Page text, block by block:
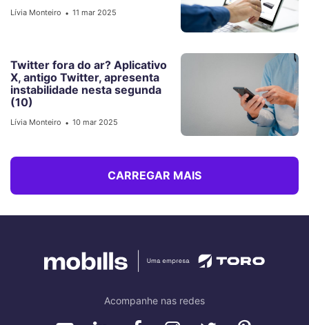
Lívia Monteiro • 11 mar 2025
Twitter fora do ar? Aplicativo
X, antigo Twitter, apresenta
instabilidade nesta segunda
(10)
Lívia Monteiro • 10 mar 2025
CARREGAR MAIS
Acompanhe nas redes